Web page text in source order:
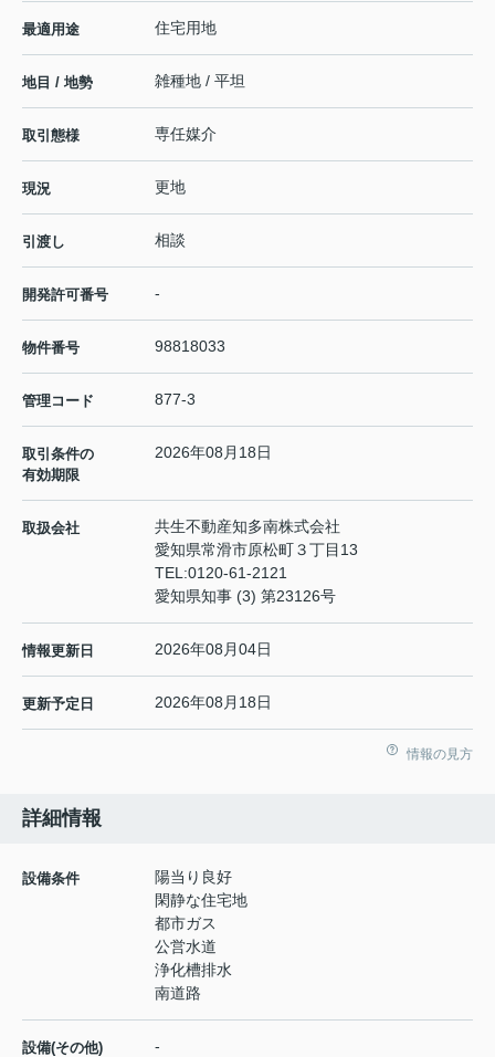
最適用途 住宅用地
地目 / 地勢 雑種地 / 平坦
取引態様 専任媒介
現況 更地
引渡し 相談
開発許可番号 -
物件番号 98818033
管理コード 877-3
取引条件の
有効期限
2026年08月18日
取扱会社
共生不動産知多南株式会社
愛知県常滑市原松町３丁目13
TEL:0120-61-2121
愛知県知事 (3) 第23126号
情報更新日 2026年08月04日
更新予定日 2026年08月18日
情報の見方
詳細情報
設備条件
陽当り良好
閑静な住宅地
都市ガス
公営水道
浄化槽排水
南道路
設備(その他) -